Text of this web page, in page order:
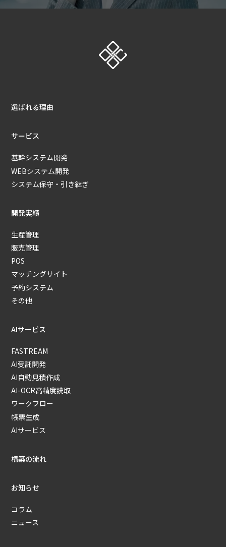
選ばれる理由
サービス
基幹システム開発
WEBシステム開発
システム保守・引き継ぎ
開発実績
生産管理
販売管理
POS
マッチングサイト
予約システム
その他
AIサービス
FASTREAM
AI受託開発
AI自動見積作成
AI-OCR高精度読取
ワークフロー
帳票生成
AIサービス
構築の流れ
お知らせ
コラム
ニュース